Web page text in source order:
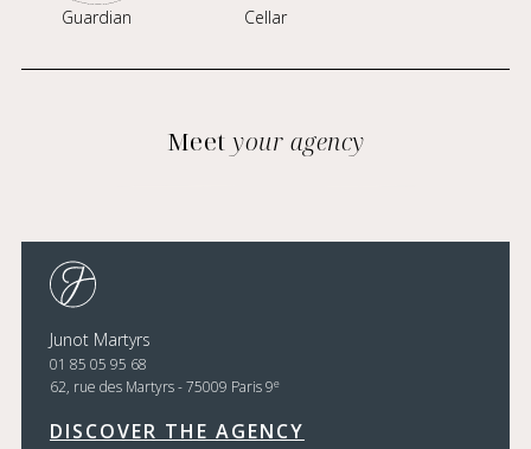
Guardian Cellar
Meet your agency
Junot Martyrs
01 85 05 95 68
62, rue des Martyrs - 75009 Paris 9e
DISCOVER THE AGENCY